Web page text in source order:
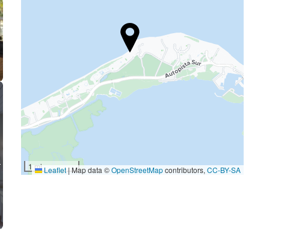
1 miLeaflet|Map data ©OpenStreetMapcontributors, CC-BY-SA